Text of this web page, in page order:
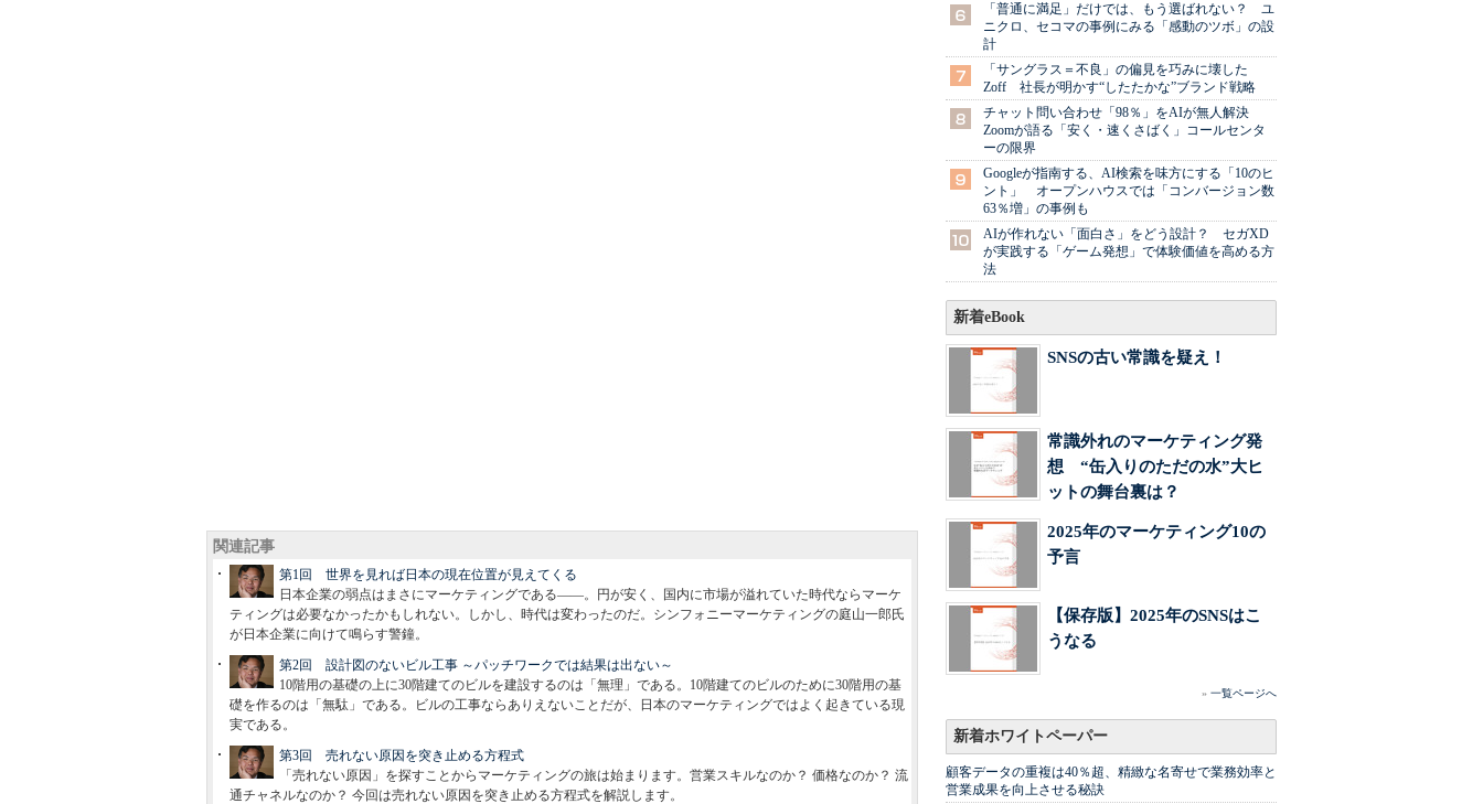
関連記事
第1回 世界を見れば日本の現在位置が見えてくる
日本企業の弱点はまさにマーケティングである――。円が安く、国内に市場が溢れていた時代ならマーケ
ティングは必要なかったかもしれない。しかし、時代は変わったのだ。シンフォニーマーケティングの庭山一郎氏
が日本企業に向けて鳴らす警鐘。
第2回 設計図のないビル工事 ～パッチワークでは結果は出ない～
10階用の基礎の上に30階建てのビルを建設するのは「無理」である。10階建てのビルのために30階用の基
礎を作るのは「無駄」である。ビルの工事ならありえないことだが、日本のマーケティングではよく起きている現
実である。
第3回 売れない原因を突き止める方程式
「売れない原因」を探すことからマーケティングの旅は始まります。営業スキルなのか？ 価格なのか？ 流
通チャネルなのか？ 今回は売れない原因を突き止める方程式を解説します。
「普通に満足」だけでは、もう選ばれない？ ユ
ニクロ、セコマの事例にみる「感動のツボ」の設
計
「サングラス＝不良」の偏見を巧みに壊した
Zoff 社長が明かす“したたかな”ブランド戦略
チャット問い合わせ「98％」をAIが無人解決
Zoomが語る「安く・速くさばく」コールセンタ
ーの限界
Googleが指南する、AI検索を味方にする「10のヒ
ント」 オープンハウスでは「コンバージョン数
63％増」の事例も
AIが作れない「面白さ」をどう設計？ セガXD
が実践する「ゲーム発想」で体験価値を高める方
法
新着eBook
SNSの古い常識を疑え！
常識外れのマーケティング発
想 “缶入りのただの水”大ヒ
ットの舞台裏は？
2025年のマーケティング10の
予言
【保存版】2025年のSNSはこ
うなる
» 一覧ページへ
新着ホワイトペーパー
顧客データの重複は40％超、精緻な名寄せで業務効率と
営業成果を向上させる秘訣